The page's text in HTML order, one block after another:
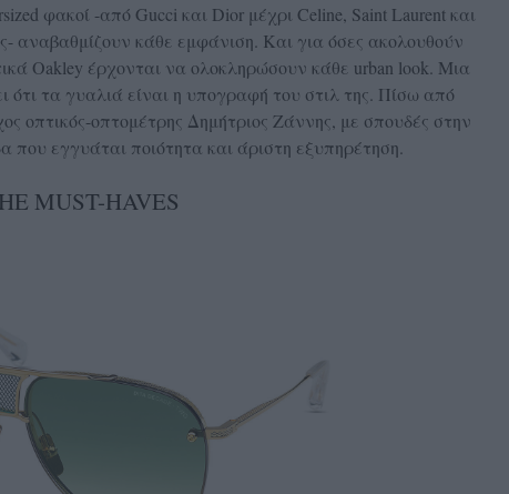
φακοί -από Gucci και Dior μέχρι Celine, Saint Laurent και
αναβαθμίζουν κάθε εμφάνιση. Και για όσες ακολουθούν
Oakley έρχονται να ολοκληρώσουν κάθε urban look. Μια
ότι τα γυαλιά είναι η υπογραφή του στιλ της. Πίσω από
οπτικός-οπτομέτρης Δημήτριος Ζάννης, με σπουδές στην
που εγγυάται ποιότητα και άριστη εξυπηρέτηση.
MUST-HAVES